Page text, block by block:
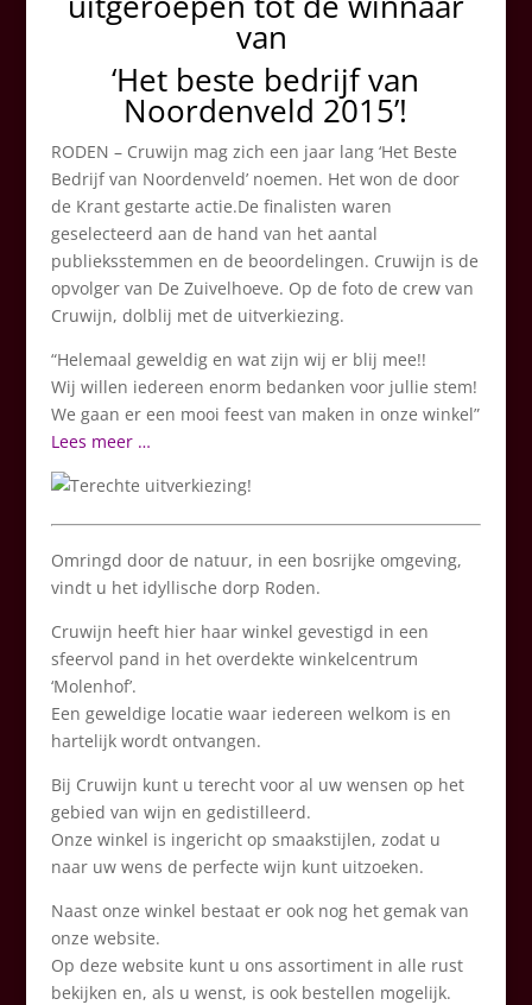
van
‘Het beste bedrijf van
Noordenveld 2015’!
RODEN – Cruwijn mag zich een jaar lang ‘Het Beste
Bedrijf van Noordenveld’ noemen. Het won de door
de Krant gestarte actie.De finalisten waren
geselecteerd aan de hand van het aantal
publieksstemmen en de beoordelingen. Cruwijn is de
opvolger van De Zuivelhoeve. Op de foto de crew van
Cruwijn, dolblij met de uitverkiezing.
“Helemaal geweldig en wat zijn wij er blij mee!!
Wij willen iedereen enorm bedanken voor jullie stem!
We gaan er een mooi feest van maken in onze winkel”
Lees meer …
Omringd door de natuur, in een bosrijke omgeving,
vindt u het idyllische dorp Roden.
Cruwijn heeft hier haar winkel gevestigd in een
sfeervol pand in het overdekte winkelcentrum
‘Molenhof’.
Een geweldige locatie waar iedereen welkom is en
hartelijk wordt ontvangen.
Bij Cruwijn kunt u terecht voor al uw wensen op het
gebied van wijn en gedistilleerd.
Onze winkel is ingericht op smaakstijlen, zodat u
naar uw wens de perfecte wijn kunt uitzoeken.
Naast onze winkel bestaat er ook nog het gemak van
onze website.
Op deze website kunt u ons assortiment in alle rust
bekijken en, als u wenst, is ook bestellen mogelijk.